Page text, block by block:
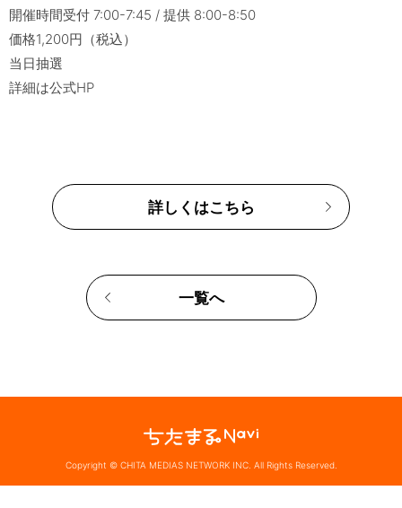
開催時間受付 7:00-7:45 / 提供 8:00-8:50
価格1,200円（税込）
当日抽選
詳しくはこちら
一覧へ
Copyright © CHITA MEDIAS NETWORK INC. All Rights Reserved.